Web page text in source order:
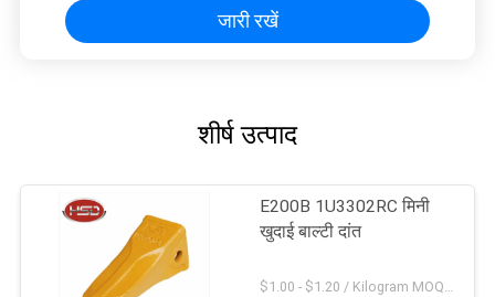
जारी रखें
शीर्ष उत्पाद
E200B 1U3302RC मिनी
खुदाई बाल्टी दांत
$1.00 - $1.20 / Kilogram MOQ:100 किलोग्राम / किलोग्राम